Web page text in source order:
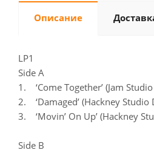
Описание
LP1
Side A
1. ‘Come Together’ (Jam
2. ‘Damaged’ (Hackney Studio
3. ‘Movin’ On Up’ (Hackney
Side B